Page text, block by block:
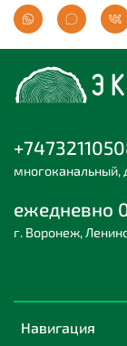
Навигация
многоканальный,
ежедневно
г. Воронеж,